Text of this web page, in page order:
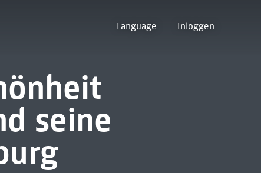
Language Inloggen
seine